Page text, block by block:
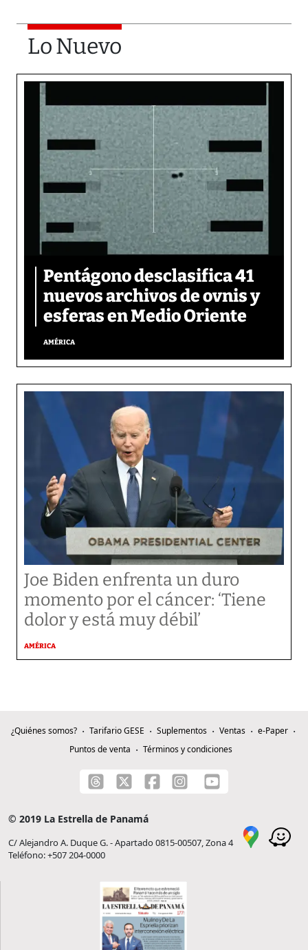
Lo Nuevo
Pentágono desclasifica 41
nuevos archivos de ovnis y
esferas en Medio Oriente
AMÉRICA
Joe Biden enfrenta un duro
momento por el cáncer: ‘Tiene
dolor y está muy débil’
AMÉRICA
¿Quiénes somos? Tarifario GESE Suplementos Ventas
e-Paper
Puntos de venta
Términos y condiciones
© 2019 La Estrella de Panamá
C/ Alejandro A. Duque G. - Apartado 0815-00507, Zona 4
Teléfono: +507 204-0000